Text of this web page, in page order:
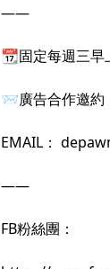
——
📆固定每週三早
📨廣告合作邀約
EMAIL：
——
FB粉絲團：